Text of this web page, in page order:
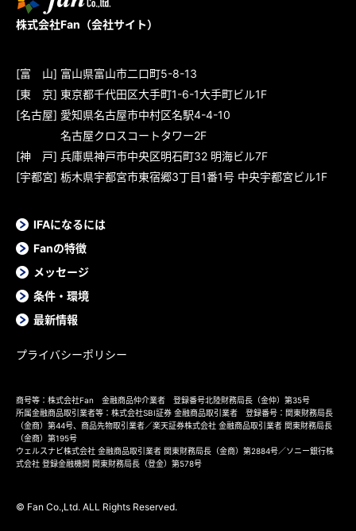
株式会社Fan（会社サイト）
[富 山] 富山県富山市二口町5-8-13
[東 京] 東京都千代田区大手町1-6-1大手町ビル1F
[名古屋] 愛知県名古屋市中村区名駅4-4-10
名古屋クロスコートタワー2F
[神 戸] 兵庫県神戸市中央区明石町32 明海ビル7F
[宇都宮] 栃木県宇都宮市東宿郷3丁目1番1号 中央宇都宮ビル1F
IFAになるには
Fanの特徴
メッセージ
条件・環境
最新情報
プライバシーポリシー
商号等：株式会社Fan 金融商品仲介業者 登録番号北陸財務局長（金仲）第35号
所属金融商品取引業者等：株式会社SBI証券 金融商品取引業者 登録番号：関東財務局長
（金商）第44号、商品先物取引業者／楽天証券株式会社 金融商品取引業者 関東財務局長
（金商）第195号
ウェルスナビ株式会社 金融商品取引業者 関東財務局長（金商）第2884号／ソニー銀行株
式会社 登録金融機関 関東財務局長（登金）第578号
© Fan Co.,Ltd. ALL Rights Reserved.